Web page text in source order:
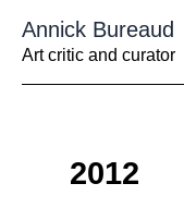
contenu
Annick Bureaud
Art critic and curator
2012